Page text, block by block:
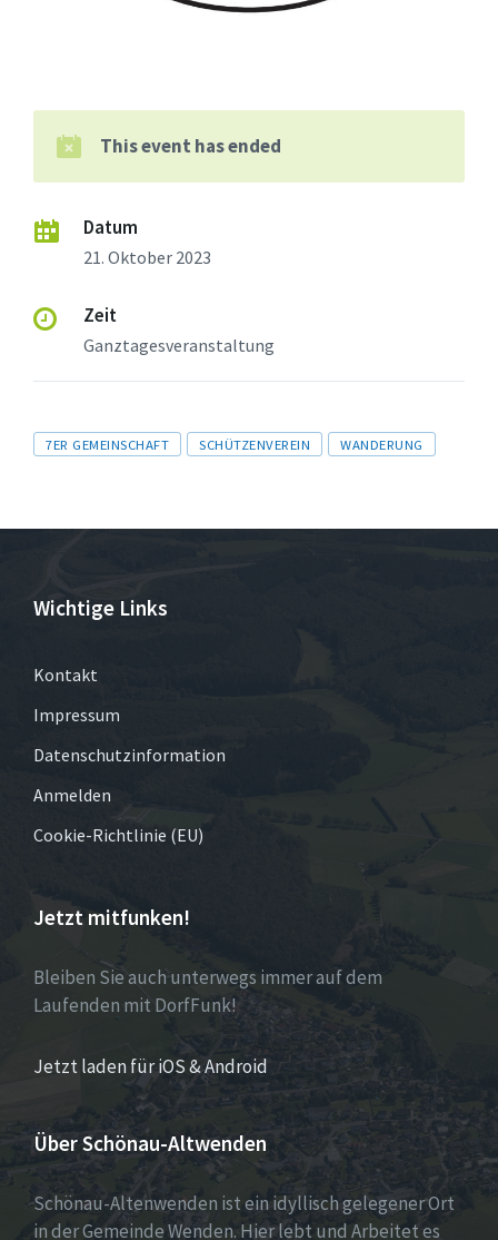
This event has ended
Datum
21. Oktober 2023
Zeit
Ganztagesveranstaltung
Tags
7ER GEMEINSCHAFT SCHÜTZENVEREIN WANDERUNG
Wichtige Links
Kontakt
Impressum
Datenschutzinformation
Anmelden
Cookie-Richtlinie (EU)
Jetzt mitfunken!
Bleiben Sie auch unterwegs immer auf dem
Laufenden mit DorfFunk!
Jetzt laden für iOS & Android
Über Schönau-Altwenden
Schönau-Altenwenden ist ein idyllisch gelegener Ort
in der Gemeinde Wenden. Hier lebt und Arbeitet es